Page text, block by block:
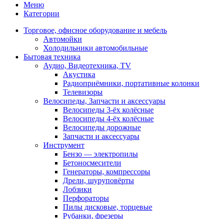
Меню
Категории
Торговое, офисное оборудование и мебель
Автомойки
Холодильники автомобильные
Бытовая техника
Аудио, Видеотехника, TV
Акустика
Радиоприёмники, портативные колонки
Телевизоры
Велосипеды, Запчасти и аксессуары
Велосипеды 3-ёх колёсные
Велосипеды 4-ёх колёсные
Велосипеды дорожные
Запчасти и аксессуары
Инструмент
Бензо — электропилы
Бетоносмесители
Генераторы, компрессоры
Дрели, шуруповёрты
Лобзики
Перфораторы
Пилы дисковые, торцевые
Рубанки, фрезеры